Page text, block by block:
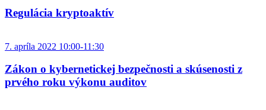
Regulácia kryptoaktív
7. apríla 2022 10:00-11:30
Zákon o kybernetickej bezpečnosti a skúsenosti z
prvého roku výkonu auditov